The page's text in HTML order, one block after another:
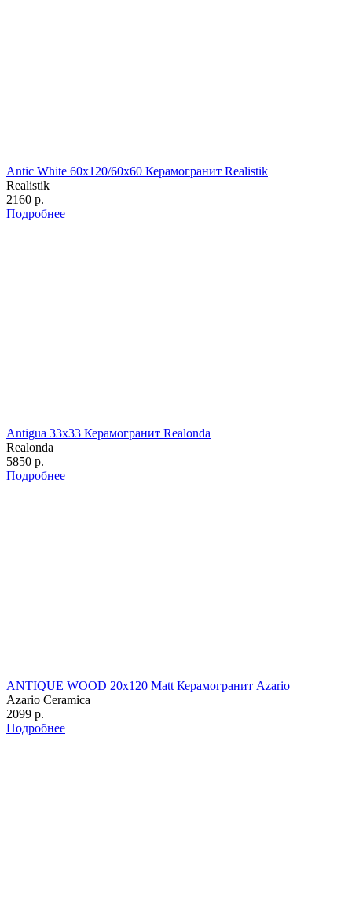
Antic White 60х120/60х60 Керамогранит Realistik
Realistik
2160 р.
Подробнее
Antigua 33х33 Керамогранит Realonda
Realonda
5850 р.
Подробнее
ANTIQUE WOOD 20х120 Matt Керамогранит Azario
Azario Ceramica
2099 р.
Подробнее